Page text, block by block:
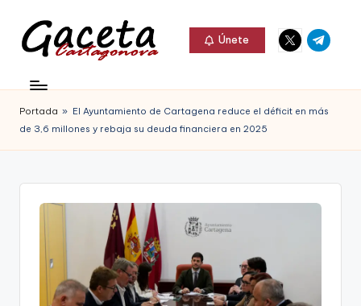
Saltar
contenido
c
e
t
Gaceta
Cartagonova,
La
que
informa
Cartagena,
Únete
Elemento
del
Elemento
del
Portada » El Ayuntamiento de Cartagena reduce el déficit en más
de 3,6 millones y rebaja su deuda financiera en 2025